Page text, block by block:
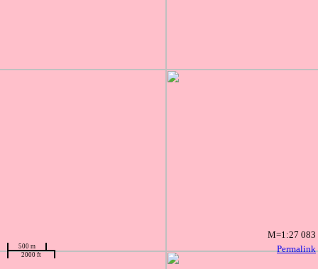
Permalink
500 m
2000 ft
M=1:27 083